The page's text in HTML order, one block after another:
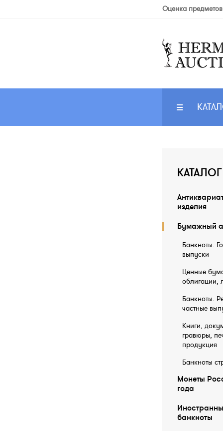
Оценка
изделия
Бумажный
Банкноты.
выпуски
Ценные
облигации,
Банкноты.
частные
Книги,
гравюры,
продукция
Банкноты
Монеты
года
бaнкноты